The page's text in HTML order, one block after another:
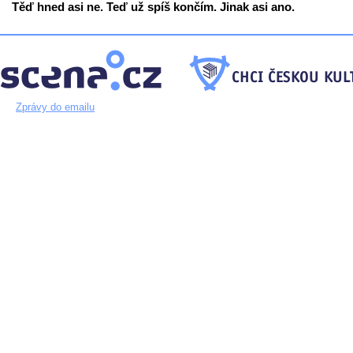
Těď hned asi ne. Teď už spíš končím. Jinak asi ano.
Zprávy do emailu